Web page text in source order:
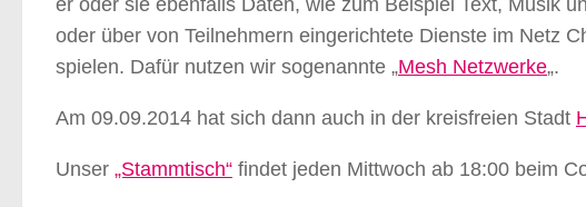
er oder sie ebenfalls Daten, wie zum Beispiel Text, Musik
oder über von Teilnehmern eingerichtete Dienste im Netz
spielen. Dafür nutzen wir sogenannte „Mesh Netzwerke„.
Am 09.09.2014 hat sich dann auch in der kreisfreien Stadt
Unser „Stammtisch“ findet jeden Mittwoch ab 18:00 beim